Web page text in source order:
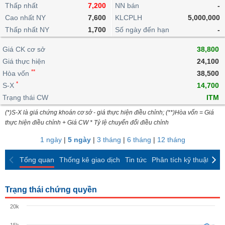
lỗ
dịch
nội
Niên
giám
Tài
liệu
cổ
Định
giá
ngoài
doanh
Top
cổ
phiếu
ngành
giao
dịch
dịch
Chứng
quyền
quan
Thống
giao
dịch
Thống
giao
dịch
Tin
tức
Phân
tích
kỹ
thuật
trực
tuyến
Bộ
lọc
cổ
So
sánh
Báo
cáo
Vĩ
mô
lai
Chứng
quyền
Trái
phiếu
IR
Awards
tạo
Dịch
vụ
Thấp nhất
7,200
Cao nhất NY
7,600
Thấp nhất NY
1,700
NN bán
-
KLCPLH
5,000,000
Số ngày đến hạn
-
Giá CK cơ sở
38,800
Giá thực hiện
24,100
Hòa vốn **
38,500
S-X *
14,700
Trạng thái CW
ITM
(*)S-X là giá chứng khoán cơ sở - giá thực hiện điều chỉnh; (**)Hòa vốn = Giá
thực hiện điều chỉnh + Giá CW * Tỷ lệ chuyển đổi điều chỉnh
1 ngày| 5 ngày| 3 tháng | 6 tháng | 12 tháng
Tổng quan Thống kê giao dịch Tin tức Phân tích kỹ thuật
Trạng thái chứng quyền
20k
BẤT
ĐỘNG
SẢN
TÀI
CHÍNH
HÀNG
KINH
GIỚI